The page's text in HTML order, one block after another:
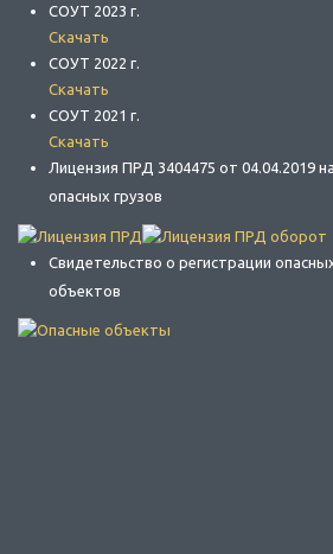
СОУТ 2023 г.
Скачать
СОУТ 2022 г.
Скачать
СОУТ 2021 г.
Скачать
Лицензия ПРД 3404475 от 04.04.2019
опасных грузов
Свидетельство о регистрации
объектов